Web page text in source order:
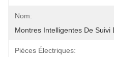
Nom:
Montres Intelligentes De Suivi
Pièces Électriques: